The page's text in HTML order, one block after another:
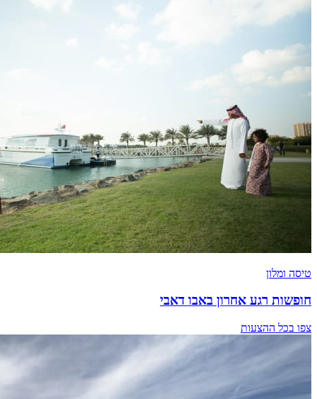
טיסה ומלון
חופשות רגע אחרון באבו דאבי
צפו בכל ההצעות